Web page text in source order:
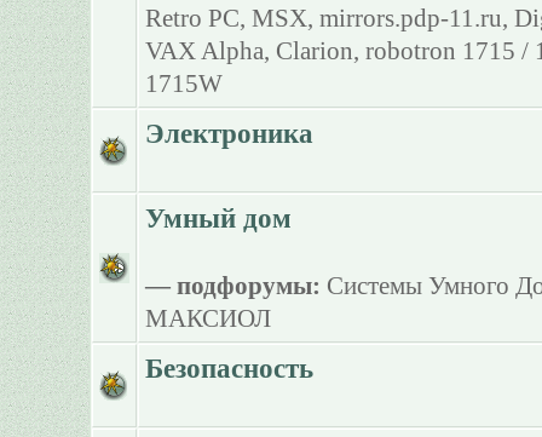
Retro PC, MSX, mirrors.pdp-11.ru,
VAX Alpha, Clarion, robotron 1715 /
1715W
Электроника
Умный дом
— подфорумы: Системы Умного
МАКСИОЛ
Безопасность